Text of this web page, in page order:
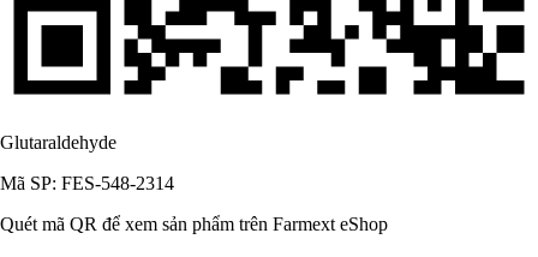
Glutaraldehyde
Mã SP: FES-548-2314
Quét mã QR để xem sản phẩm trên Farmext eShop